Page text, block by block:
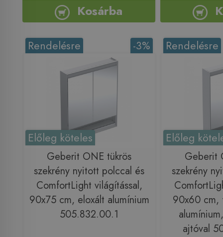
Kosárba
-3%
Rendelésre
Előleg köteles
Geberit ONE tükrös
szekrény nyitott polccal és
ComfortLight világítással,
90x75 cm, eloxált alumínium
505.832.00.1
Rendelésre
Előleg
Geberit
szekrény
90x60 cm,
ajtóval